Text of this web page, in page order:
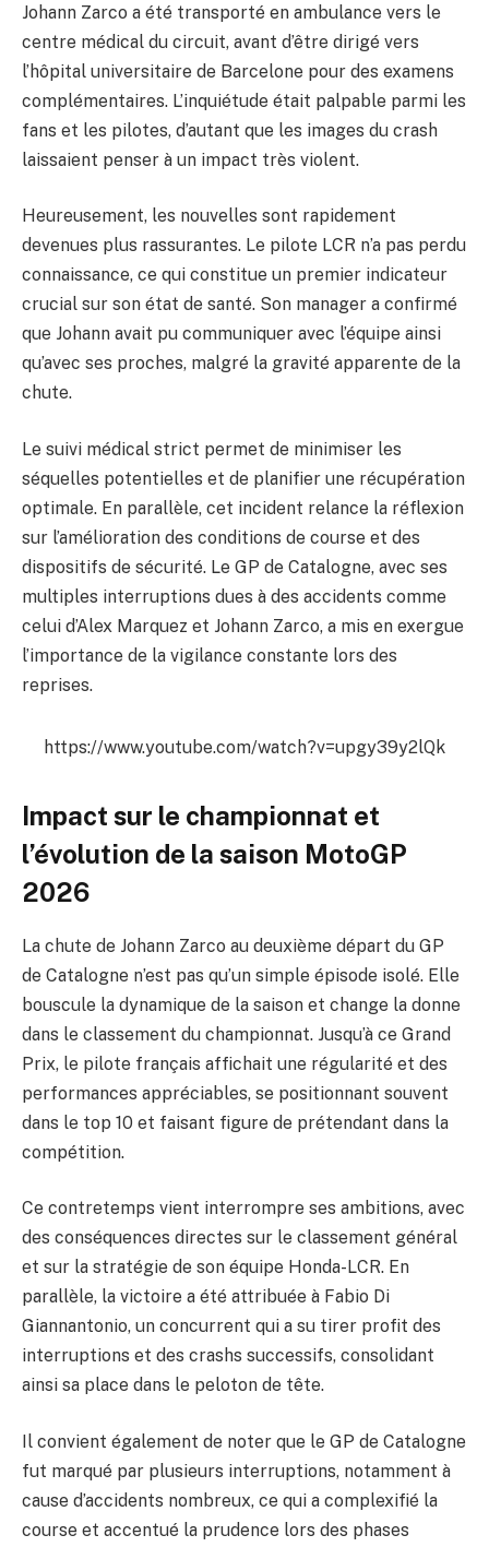
Johann Zarco a été transporté en ambulance vers le
centre médical du circuit, avant d’être dirigé vers
l’hôpital universitaire de Barcelone pour des examens
complémentaires. L’inquiétude était palpable parmi les
fans et les pilotes, d’autant que les images du crash
laissaient penser à un impact très violent.
Heureusement, les nouvelles sont rapidement
devenues plus rassurantes. Le pilote LCR n’a pas perdu
connaissance, ce qui constitue un premier indicateur
crucial sur son état de santé. Son manager a confirmé
que Johann avait pu communiquer avec l’équipe ainsi
qu’avec ses proches, malgré la gravité apparente de la
chute.
Le suivi médical strict permet de minimiser les
séquelles potentielles et de planifier une récupération
optimale. En parallèle, cet incident relance la réflexion
sur l’amélioration des conditions de course et des
dispositifs de sécurité. Le GP de Catalogne, avec ses
multiples interruptions dues à des accidents comme
celui d’Alex Marquez et Johann Zarco, a mis en exergue
l’importance de la vigilance constante lors des
reprises.
https://www.youtube.com/watch?v=upgy39y2lQk
Impact sur le championnat et
l’évolution de la saison MotoGP
2026
La chute de Johann Zarco au deuxième départ du GP
de Catalogne n’est pas qu’un simple épisode isolé. Elle
bouscule la dynamique de la saison et change la donne
dans le classement du championnat. Jusqu’à ce Grand
Prix, le pilote français affichait une régularité et des
performances appréciables, se positionnant souvent
dans le top 10 et faisant figure de prétendant dans la
compétition.
Ce contretemps vient interrompre ses ambitions, avec
des conséquences directes sur le classement général
et sur la stratégie de son équipe Honda-LCR. En
parallèle, la victoire a été attribuée à Fabio Di
Giannantonio, un concurrent qui a su tirer profit des
interruptions et des crashs successifs, consolidant
ainsi sa place dans le peloton de tête.
Il convient également de noter que le GP de Catalogne
fut marqué par plusieurs interruptions, notamment à
cause d’accidents nombreux, ce qui a complexifié la
course et accentué la prudence lors des phases